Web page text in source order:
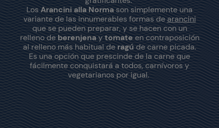
LosArancini alla Normason simplemente una
variante de las innumerables formas dearancini
que se pueden preparar, y se hacen con un
relleno deberenjenaytomateen contraposición
al relleno más habitual deragúde carne picada.
Es una opción que prescinde de la carne que
fácilmente conquistará a todos, carnívoros y
vegetarianos por igual.